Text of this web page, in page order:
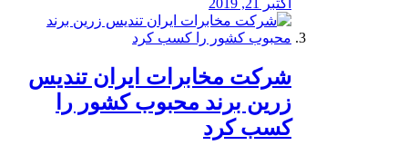
اکتبر 21, 2019
شرکت مخابرات ایران تندیس
زرین برند محبوب کشور را
کسب کرد